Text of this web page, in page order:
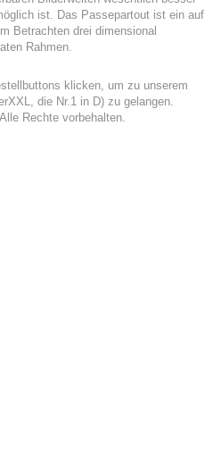
ist. Das Passepartout ist ein auf
Betrachten drei dimensional
Rahmen.
klicken, um zu unserem
die Nr.1 in D) zu gelangen.
Rechte vorbehalten.